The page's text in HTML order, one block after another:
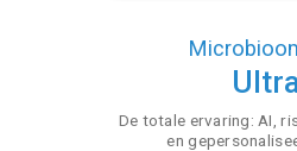
De totale ervaring: AI,
en